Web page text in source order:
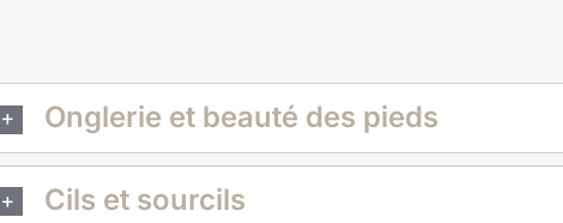
Onglerie et beauté des pieds
Cils et sourcils